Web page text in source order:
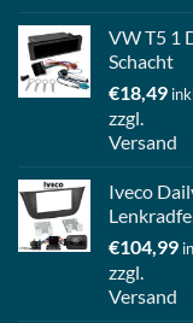
VW T5 1
Schacht
€18,49
zzgl.
Versand
Iveco
€104,99
zzgl.
Versand